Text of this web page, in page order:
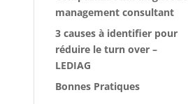
management consultant
3 causes à identifier pour
réduire le turn over –
LEDIAG
Bonnes Pratiques